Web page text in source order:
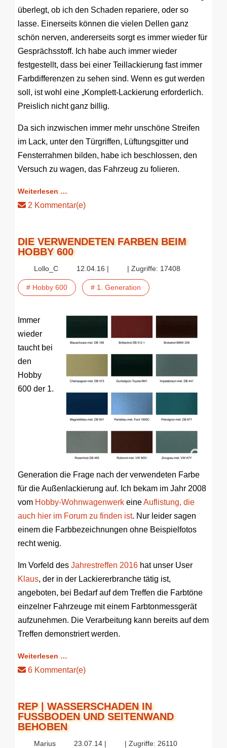
überlegt, ob ich den Schaden repariere, oder so
lasse. Einerseits können die vielen Dellen ganz
schön nerven, andererseits sorgt es immer wieder für
Gesprächsstoff. Ich habe auch immer wieder
festgestellt, dass bei einer Teillackierung fast immer
Farbdifferenzen zu sehen sind. Wenn es gut werden
soll, ist wohl eine „Komplett-Lackierung erforderlich.
Preislich nicht ganz billig.
Da sich inzwischen immer mehr unschöne Streifen
im Lack, unter den Türgriffen, Lüftungsgitter und
Fensterrahmen bilden, habe ich beschlossen, den
Versuch zu wagen, das Fahrzeug zu folieren.
Weiterlesen …
2 Kommentar(e)
DIE VERWENDETEN FARBEN BEIM
HOBBY 600
Lollo_C 12.04.16 | | Zugriffe: 17408
# Hobby 600 # 1. Generation
Immer
wieder
taucht bei
den
Hobby
600 der 1.
Generation die Frage nach der verwendeten Farbe
für die Außenlackierung auf. Ich bekam im Jahr 2008
vom Hobby-Wohnwagenwerk eineAuflistung, die
auch hier im Forum zu finden ist. Nur leider sagen
einem die Farbbezeichnungen ohne Beispielfotos
recht wenig.
Im Vorfeld des Jahrestreffen 2016 hat unser User
Klaus, der in der Lackiererbranche tätig ist,
angeboten, bei Bedarf auf dem Treffen die Farbtöne
einzelner Fahrzeuge mit einem Farbtonmessgerät
aufzunehmen. Die Verarbeitung kann bereits auf dem
Treffen demonstriert werden.
Weiterlesen …
6 Kommentar(e)
REP | WASSERSCHADEN IN
FUSSBODEN UND SEITENWAND B
EHOBEN
Marius 23.07.14 | | Zugriffe: 26110